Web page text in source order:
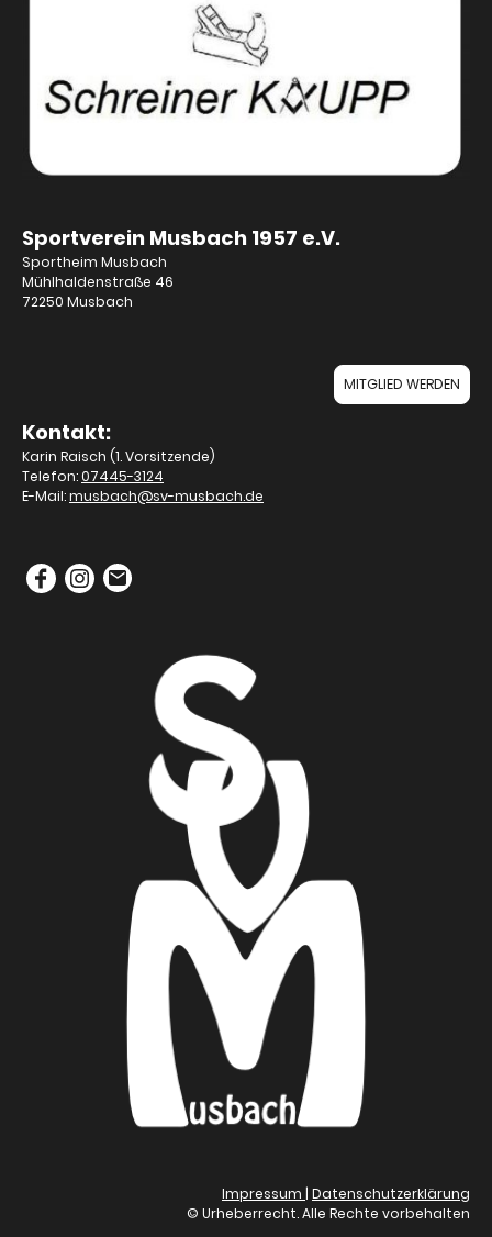
MITGLIED WERDEN
Sportverein Musbach 1957 e.V.
Sportheim Musbach
Mühlhaldenstraße 46
72250 Musbach
Kontakt:
Karin Raisch (1. Vorsitzende)
Telefon:07445-3124
E-Mail:musbach@sv-musbach.de
Impressum | Datenschutzerklärung
© Urheberrecht. Alle Rechte vorbehalten